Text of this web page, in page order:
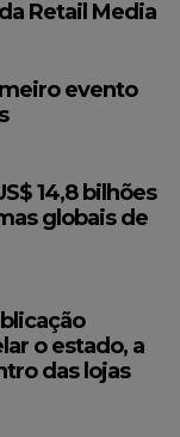
Retail Media
evento
14,8 bilhões
globais de
o estado, a
das lojas